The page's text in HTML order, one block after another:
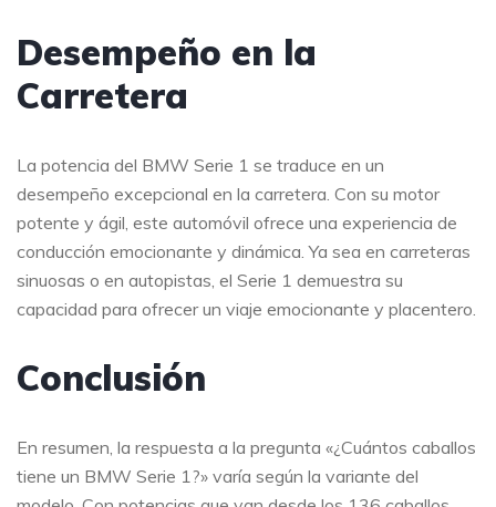
Desempeño en la
Carretera
La potencia del BMW Serie 1 se traduce en un
desempeño excepcional en la carretera. Con su motor
potente y ágil, este automóvil ofrece una experiencia de
conducción emocionante y dinámica. Ya sea en carreteras
sinuosas o en autopistas, el Serie 1 demuestra su
capacidad para ofrecer un viaje emocionante y placentero.
Conclusión
En resumen, la respuesta a la pregunta «¿Cuántos caballos
tiene un BMW Serie 1?» varía según la variante del